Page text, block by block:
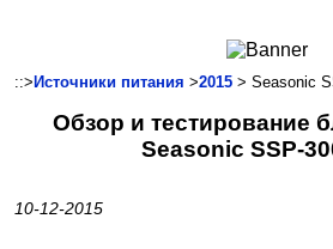
Смартфоны
Коммуникации
::> Источники питания >2015 > Seasonic
Обзор и тестирование
Seasonic SSP-
10-12-2015